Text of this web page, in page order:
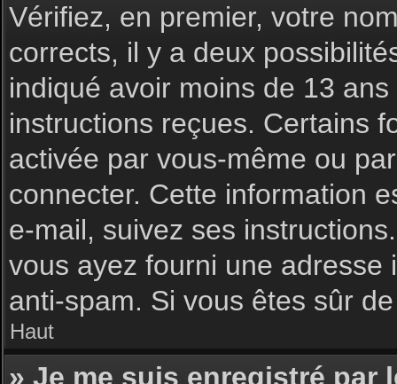
Vérifiez, en premier, votre
corrects, il y a deux
indiqué avoir moins de 13
instructions reçues. Certains
activée par vous-même ou
connecter. Cette information
e-mail, suivez ses
vous ayez fourni une adresse
anti-spam. Si vous êtes sûr
Haut
» Je me suis enregistré par